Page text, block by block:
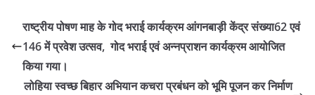
राष्ट्रीय पोषण माह के गोद भराई कार्यक्रम आंगनबाड़ी केंद्र संख्या62 एवं
146 में प्रवेश उत्सव, गोद भराई एवं अन्नप्राशन कार्यक्रम आयोजित
किया गया।
लोहिया स्वच्छ बिहार अभियान कचरा प्रबंधन को भूमि पूजन कर निर्माण